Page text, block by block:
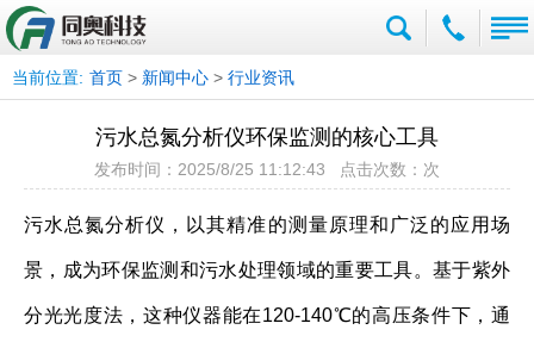
当前位置: 首页 > 新闻中心 > 行业资讯
污水总氮分析仪环保监测的核心工具
发布时间：2025/8/25 11:12:43 点击次数： 次
污水总氮分析仪，以其精准的测量原理和广泛的应用场
景，成为环保监测和污水处理领域的重要工具。基于紫外
分光光度法，这种仪器能在120-140℃的高压条件下，通